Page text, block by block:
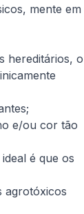
mente em
hereditários, o
e/ou cor tão
é que os
agrotóxicos